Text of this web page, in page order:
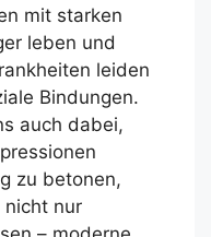
mit starken
leben und
leiden
Bindungen.
auch dabei,
zu betonen,
nicht nur